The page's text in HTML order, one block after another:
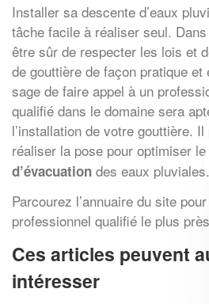
Installer sa descente d’eaux
tâche facile à réaliser seul.
être sûr de respecter les lois et
de gouttière de façon pratique
sage de faire appel à un
qualifié dans le domaine sera
l’installation de votre gouttière.
réaliser la pose pour optimiser le
d’évacuation des eaux pluviales.
Parcourez l’annuaire du site
professionnel qualifié le plus
Ces articles peuvent
intéresser
✕
Vous
vosmargestout
nouveaux clients